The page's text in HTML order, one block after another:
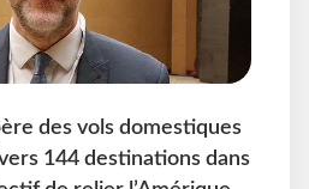
des vols domestiques
144 destinations dans